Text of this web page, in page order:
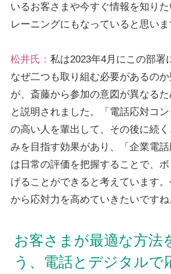
いるお客さまや今すぐ情報を知り
レーニングにもなっていると思いま
松井氏： 私は2023年4月にこの部署
なぜ二つも取り組む必要があるの
が、斎藤から参加の意図が異なる
と説明されました。「電話応対コ
の高い人を輩出して、その後に続
みを目指す効果があり、「企業電話
は日常の評価を把握することで、
げることができると考えています
から応対力を高めていきたいですね
お客さまが最適な方法
う、電話とデジタルで